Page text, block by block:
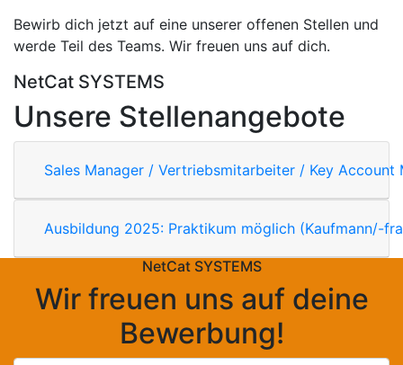
Bewirb dich jetzt auf eine unserer offenen Stellen und
werde Teil des Teams. Wir freuen uns auf dich.
NetCat SYSTEMS
Unsere Stellenangebote
Sales Manager / Vertriebsmitarbeiter / Key
Ausbildung 2025: Praktikum möglich (Kaufmann/-
NetCat SYSTEMS
Wir freuen uns auf deine
Bewerbung!